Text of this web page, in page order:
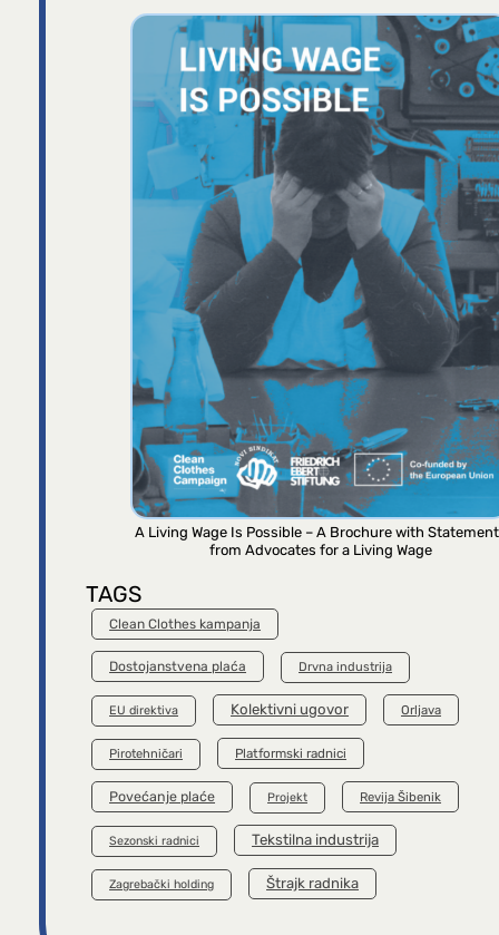
A Living Wage Is Possible – A Brochure with
from Advocates for a Living Wage
TAGS
Clean Clothes kampanja
Dostojanstvena plaća Drvna industrija
EU direktiva Kolektivni ugovor Orljava
Pirotehničari Platformski radnici
Povećanje plaće Projekt Revija Šibenik
Sezonski radnici Tekstilna industrija
Zagrebački holding Štrajk radnika